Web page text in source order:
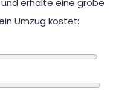
erhalte eine grobe
Umzug kostet: